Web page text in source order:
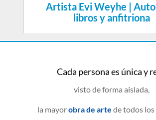
Artista Evi Weyhe |
libros y anfitriona
Cada persona es única y
visto de forma aislada,
la mayorobra de arte de todos